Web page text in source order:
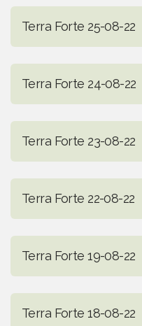
Terra Forte 25-08-22
Terra Forte 24-08-22
Terra Forte 23-08-22
Terra Forte 22-08-22
Terra Forte 19-08-22
Terra Forte 18-08-22